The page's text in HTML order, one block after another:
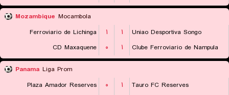
Mozambique Mocambola
Ferroviario de Lichinga
۱ ۱
Uniao Desportiva Songo
CD Maxaquene
۰ ۱ Clube Ferroviario de Nampula
Panama Liga Prom
Plaza Amador Reserves
۰ ۱
Tauro FC Reserves